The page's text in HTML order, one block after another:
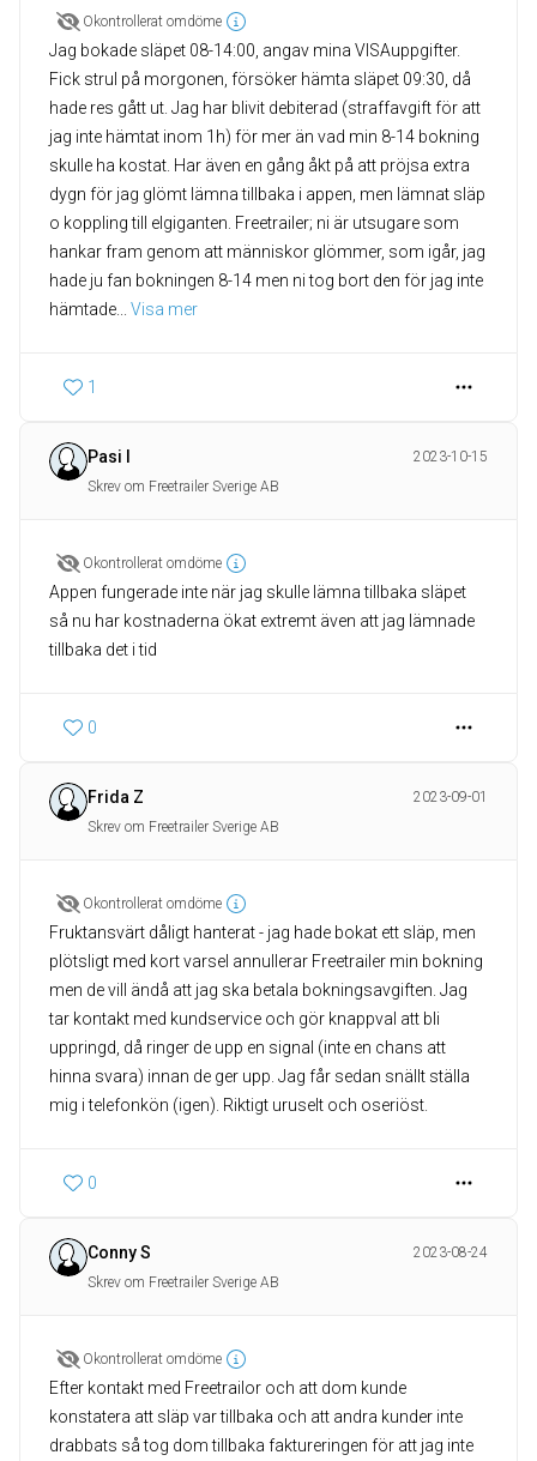
Okontrollerat omdöme
Jag bokade släpet 08-14:00, angav mina VISAuppgifter.
Fick strul på morgonen, försöker hämta släpet 09:30, då
hade res gått ut. Jag har blivit debiterad (straffavgift för att
jag inte hämtat inom 1h) för mer än vad min 8-14 bokning
skulle ha kostat. Har även en gång åkt på att pröjsa extra
dygn för jag glömt lämna tillbaka i appen, men lämnat släp
o koppling till elgiganten. Freetrailer; ni är utsugare som
hankar fram genom att människor glömmer, som igår, jag
hade ju fan bokningen 8-14 men ni tog bort den för jag inte
hämtade
Visa mer
1
Pasi I
2023-10-15
Skrev om Freetrailer Sverige AB
Okontrollerat omdöme
Appen fungerade inte när jag skulle lämna tillbaka släpet
så nu har kostnaderna ökat extremt även att jag lämnade
tillbaka det i tid
0
Frida Z
2023-09-01
Skrev om Freetrailer Sverige AB
Okontrollerat omdöme
Fruktansvärt dåligt hanterat - jag hade bokat ett släp, men
plötsligt med kort varsel annullerar Freetrailer min bokning
men de vill ändå att jag ska betala bokningsavgiften. Jag
tar kontakt med kundservice och gör knappval att bli
uppringd, då ringer de upp en signal (inte en chans att
hinna svara) innan de ger upp. Jag får sedan snällt ställa
mig i telefonkön (igen). Riktigt uruselt och oseriöst.
0
Conny S
2023-08-24
Skrev om Freetrailer Sverige AB
Okontrollerat omdöme
Efter kontakt med Freetrailor och att dom kunde
konstatera att släp var tillbaka och att andra kunder inte
drabbats så tog dom tillbaka faktureringen för att jag inte